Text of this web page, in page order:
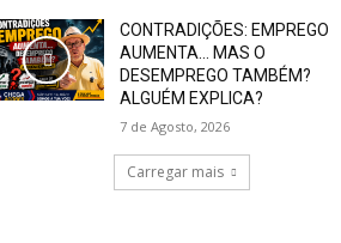
CONTRADIÇÕES: EMPREGO
AUMENTA… MAS O
DESEMPREGO TAMBÉM?
ALGUÉM EXPLICA?
7 de Agosto, 2026
Carregar mais